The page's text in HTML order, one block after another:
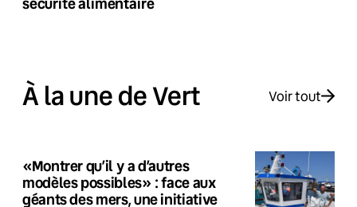
À la une de Vert Voir tout
«Montrer qu’il y a d’autres
modèles possibles» : face aux
géants des mers, une initiative